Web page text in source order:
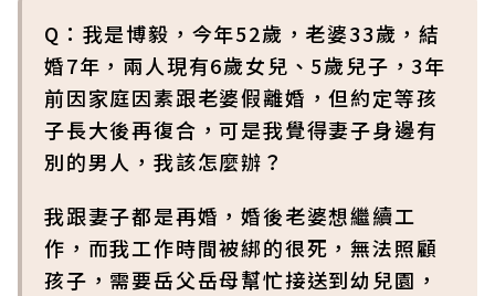
Q：我是博毅，今年52歲，老婆33歲，結
婚7年，兩人現有6歲女兒、5歲兒子，3年
前因家庭因素跟老婆假離婚，但約定等孩
子長大後再復合，可是我覺得妻子身邊有
別的男人，我該怎麼辦？
我跟妻子都是再婚，婚後老婆想繼續工
作，而我工作時間被綁的很死，無法照顧
孩子，需要岳父岳母幫忙接送到幼兒園，